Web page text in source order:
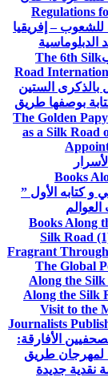
Regulations
للشعوب – إفريقيا
الدبلوماسية
The 6th Silk
Road
بالذكرى الستين
الذهبية 2026: الكتابة بوصفها طريق
The Golden
as a Silk Road
Books
و كتابه الأول ”
Books Along
Silk Road
Fragrant
The Global
Along the
Along the Silk
Visit to the
Journalists
الأفارقة:
لمهرجان طريق
نقدية جديدة